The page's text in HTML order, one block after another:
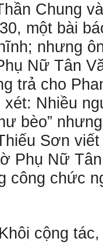
Chung
một bài
nhưng
Nữ Tân
trả cho
Nhiều
bèo”
Sơn
Phụ Nữ
công chức
cộng